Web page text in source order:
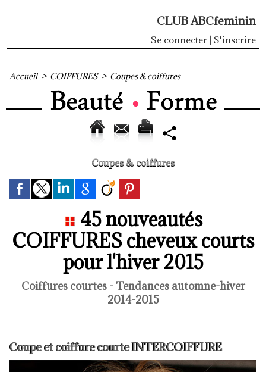
CLUB ABCfeminin
Se connecter S'inscrire
Accueil > COIFFURES > Coupes & coiffures
Coupes & coiffures
45 nouveautés
COIFFURES cheveux courts
pour l'hiver 2015
Coiffures courtes - Tendances automne-hiver
2014-2015
Coupe et coiffure courte INTERCOIFFURE